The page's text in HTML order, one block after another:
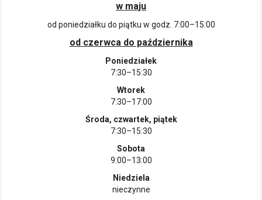
w maju
od poniedziałku do piątku w godz. 7:00–15:00
od czerwca do października
Poniedziałek
7:30–15:30
Wtorek
7:30–17:00
Środa, czwartek, piątek
7:30–15:30
Sobota
9:00–13:00
Niedziela
nieczynne